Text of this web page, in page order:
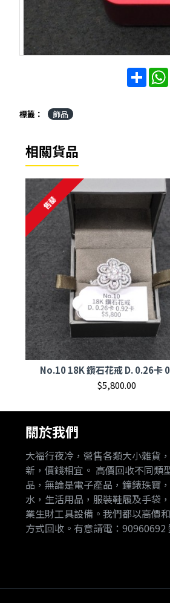
分
享
標籤： 飾品
相關貨品
售罄
No.10 18K 鑽石花戒 D. 0.26卡
$5,800.00
關於我們
大福行夜冷，營售各類大小雜貨
新，價錢相宜。 高價回收不同類
品，無論是電子產品，鐘錶珠寶
水，生活用品，服裝鞋履及手袋
業生財工具設備。我們都以高價
方式回收。有意請電：90960692